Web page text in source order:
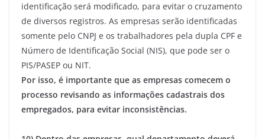
identificação será modificado, para evitar o cruzamento
de diversos registros. As empresas serão identificadas
somente pelo CNPJ e os trabalhadores pela dupla CPF e
Número de Identificação Social (NIS), que pode ser o
PIS/PASEP ou NIT.
Por isso, é importante que as empresas comecem o
processo revisando as informações cadastrais dos
empregados, para evitar inconsistências.